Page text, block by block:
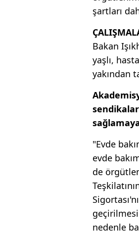
şartları
Bakan
yaşlı,
yakından
"Evde
evde
de
nedenle